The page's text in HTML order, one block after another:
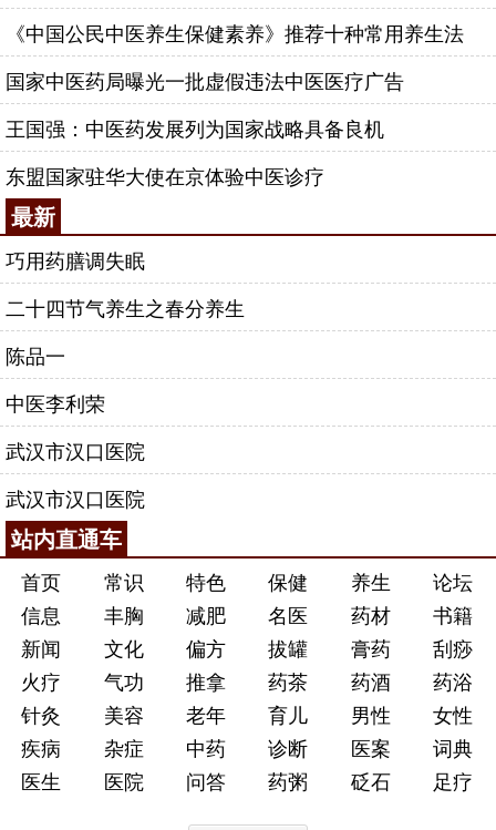
扁鹊一生行医四方，除病消灾。不但医术令人惊
叹叫绝，而且在医德上，也同样让人佩服。作为一代
神医，经他之手的病人，自然不计其数，但在扁鹊眼
里，患者并没有贵贱之差、贫富之别。不管是君王贵
族，还是平民百姓，他都能做到一视同仁、平等对
待。既不轻视小看贫穷弱小之辈，更不屈从迁就当权
富贵之流。在长期治病救人的行医当中，他除了认真
总结前人和民间经验之外，更注重不断钻研探索。无
论在临床诊疗方法上，还是在病因病理的探究方面，
都对中医做出了卓越贡献。同时，对自己耗尽毕生心
血，积累下的经验和成果，扁鹊又毅然毫无保留倾囊
而出，广授门徒传之于众。学生当中的子阳、子豹、
子越等人，后来都成了当时颇有名气的佼佼者。甚
至，就连汉代时出现的《难经》也被传为是扁鹊所
作。足以可见其学术影响是多么广泛而深刻。难怪，
扁鹊历来被尊为“中国的医圣”“古代医学的奠基者。”历
史学家范文澜也称他是“总结经验的第一人”。
咨询电话：010-87876186
《中国公民中医养生保健素养》推荐十种常用养生法
国家中医药局曝光一批虚假违法中医医疗广告
王国强：中医药发展列为国家战略具备良机
东盟国家驻华大使在京体验中医诊疗
最新
巧用药膳调失眠
二十四节气养生之春分养生
陈品一
中医李利荣
武汉市汉口医院
武汉市汉口医院
站内直通车
首页 常识 特色 保健 养生
论坛
信息
丰胸 减肥 名医 药材
书籍
新闻
文化 偏方 拔罐 膏药
刮痧
火疗
气功 推拿 药茶 药酒
药浴
针灸
美容 老年 育儿 男性
女性
疾病
杂症 中药 诊断 医案
词典
医生
医院 问答 药粥 砭石 足疗